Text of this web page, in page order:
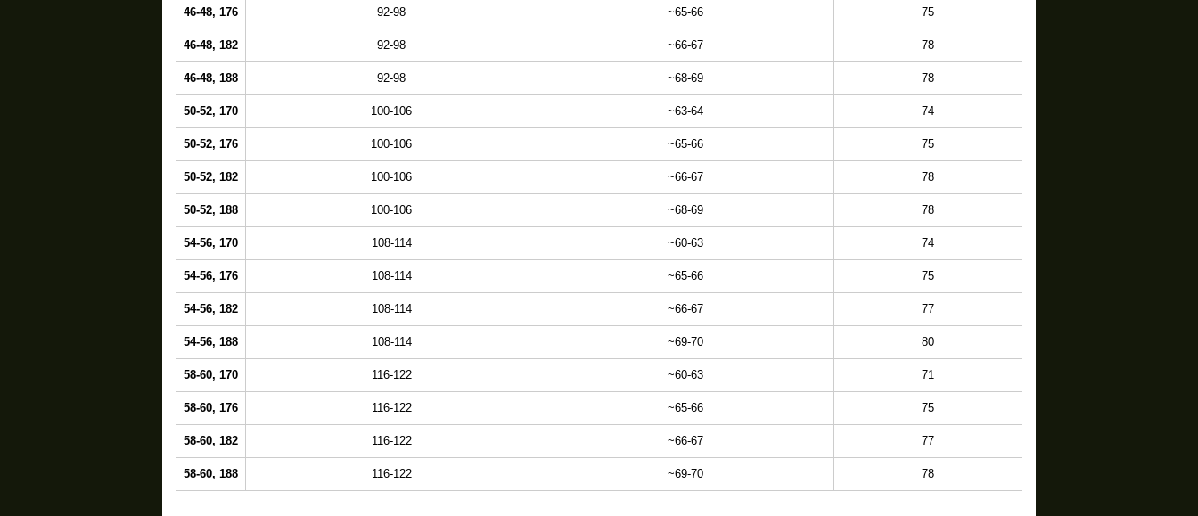
46-48, 176 92-98 ~65-66 75
46-48, 182 92-98 ~66-67 78
46-48, 188 92-98 ~68-69 78
50-52, 170 100-106 ~63-64 74
50-52, 176 100-106 ~65-66 75
50-52, 182 100-106 ~66-67 78
50-52, 188 100-106 ~68-69 78
54-56, 170 108-114 ~60-63 74
54-56, 176 108-114 ~65-66 75
54-56, 182 108-114 ~66-67 77
54-56, 188 108-114 ~69-70 80
58-60, 170 116-122 ~60-63 71
58-60, 176 116-122 ~65-66 75
58-60, 182 116-122 ~66-67 77
58-60, 188 116-122 ~69-70 78